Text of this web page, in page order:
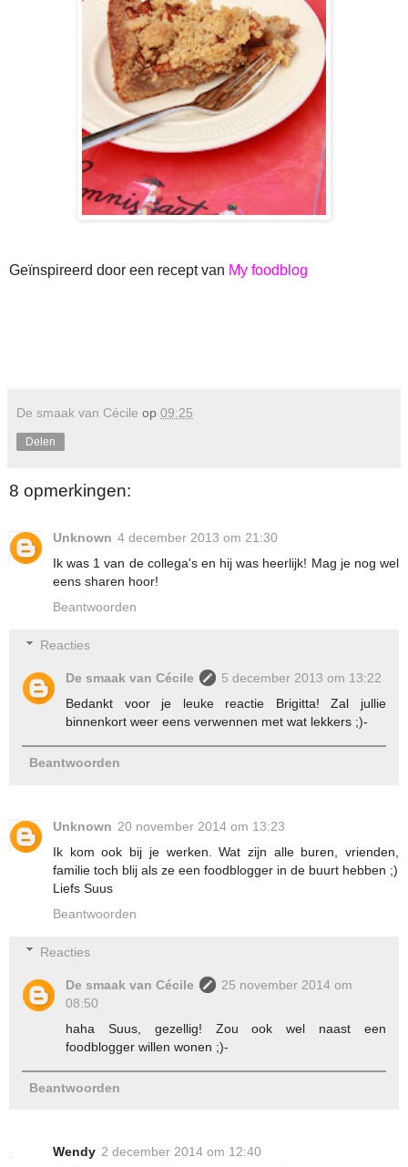
Geïnspireerd door een recept van My foodblog
De smaak van Cécile op 09:25
Delen
8 opmerkingen:
Unknown 4 december 2013 om 21:30
Ik was 1 van de collega's en hij was heerlijk! Mag je nog wel
eens sharen hoor!
Beantwoorden
Reacties
De smaak van Cécile
5 december 2013 om 13:22
Bedankt voor je leuke reactie Brigitta! Zal jullie
binnenkort weer eens verwennen met wat lekkers ;)-
Beantwoorden
Unknown 20 november 2014 om 13:23
Ik kom ook bij je werken. Wat zijn alle buren, vrienden,
familie toch blij als ze een foodblogger in de buurt hebben ;)
Liefs Suus
Beantwoorden
Reacties
De smaak van Cécile
25 november 2014 om
08:50
haha Suus, gezellig! Zou ook wel naast een
foodblogger willen wonen ;)-
Beantwoorden
Wendy 2 december 2014 om 12:40